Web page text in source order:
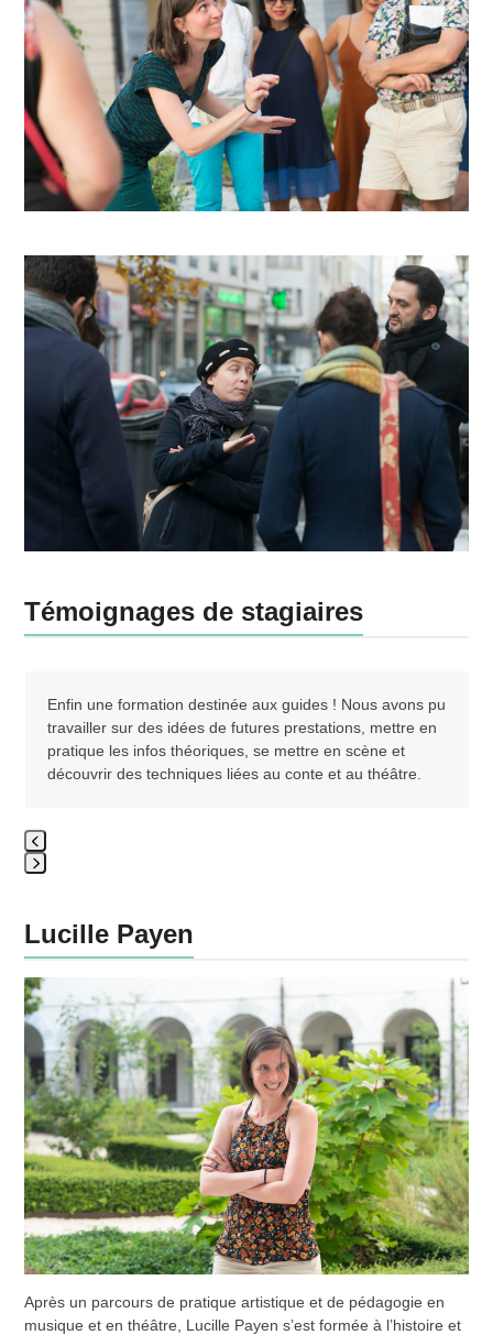
Témoignages de stagiaires
and
right
to
access
navigation
buttons
Enfin une formation destinée aux guides ! Nous avons pu
travailler sur des idées de futures prestations, mettre en
pratique les infos théoriques, se mettre en scène et
découvrir des techniques liées au conte et au théâtre.​
to
go
to
the
first
slide
Lucille Payen
Après un parcours de pratique artistique et de pédagogie en
musique et en théâtre, Lucille Payen s’est formée à l’histoire et